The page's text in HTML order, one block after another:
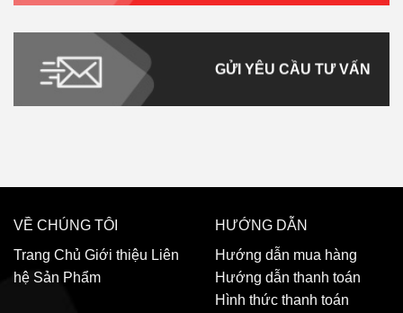
GỬI YÊU CẦU TƯ VẤN
VỀ CHÚNG TÔI
Trang Chủ Giới thiệu Liên
hệ Sản Phẩm
HƯỚNG DẪN
Hướng dẫn mua hàng
Hướng dẫn thanh toán
Hình thức thanh toán